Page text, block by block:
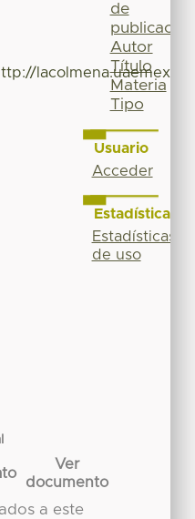
Ver
documento
a este
de
publicación
Autor
Título
Materia
Tipo
Usuario
Acceder
Estadísticas
Estadísticas
de uso